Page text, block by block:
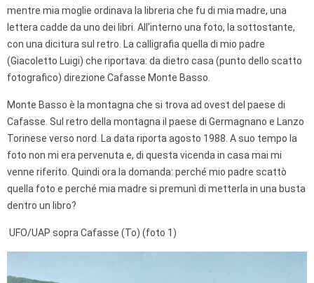
mentre mia moglie ordinava la libreria che fu di mia madre, una
lettera cadde da uno dei libri. All’interno una foto, la sottostante,
con una dicitura sul retro. La calligrafia quella di mio padre
(Giacoletto Luigi) che riportava: da dietro casa (punto dello scatto
fotografico) direzione Cafasse Monte Basso.
Monte Basso è la montagna che si trova ad ovest del paese di
Cafasse. Sul retro della montagna il paese di Germagnano e Lanzo
Torinese verso nord. La data riporta agosto 1988. A suo tempo la
foto non mi era pervenuta e, di questa vicenda in casa mai mi
venne riferito. Quindi ora la domanda: perché mio padre scattò
quella foto e perché mia madre si premunì di metterla in una busta
dentro un libro?
UFO/UAP sopra Cafasse (To) (foto 1)